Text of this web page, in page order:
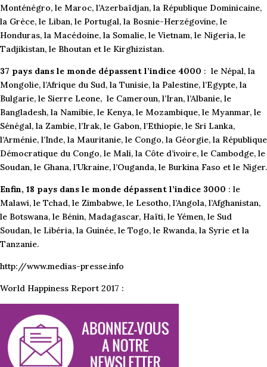
Monténégro, le Maroc, l’Azerbaïdjan, la République Dominicaine,
la Grèce, le Liban, le Portugal, la Bosnie-Herzégovine, le
Honduras, la Macédoine, la Somalie, le Vietnam, le Nigeria, le
Tadjikistan, le Bhoutan et le Kirghizistan.
37 pays dans le monde dépassent l’indice 4000 : le Népal, la
Mongolie, l’Afrique du Sud, la Tunisie, la Palestine, l’Egypte, la
Bulgarie, le Sierre Leone, le Cameroun, l’Iran, l’Albanie, le
Bangladesh, la Namibie, le Kenya, le Mozambique, le Myanmar, le
Sénégal, la Zambie, l’Irak, le Gabon, l’Ethiopie, le Sri Lanka,
l’Arménie, l’Inde, la Mauritanie, le Congo, la Géorgie, la République
Démocratique du Congo, le Mali, la Côte d’ivoire, le Cambodge, le
Soudan, le Ghana, l’Ukraine, l’Ouganda, le Burkina Faso et le Niger.
Enfin, 18 pays dans le monde dépassent l’indice 3000 : le
Malawi, le Tchad, le Zimbabwe, le Lesotho, l’Angola, l’Afghanistan,
le Botswana, le Bénin, Madagascar, Haïti, le Yémen, le Sud
Soudan, le Libéria, la Guinée, le Togo, le Rwanda, la Syrie et la
Tanzanie.
http://www.medias-presse.info
World Happiness Report 2017 :